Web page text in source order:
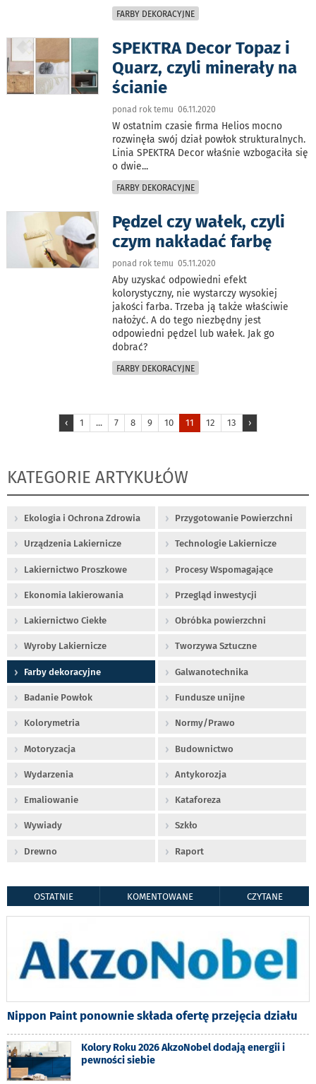
FARBY DEKORACYJNE
SPEKTRA Decor Topaz i
Quarz, czyli minerały na
ścianie
ponad rok temu 06.11.2020
W ostatnim czasie firma Helios mocno
rozwinęła swój dział powłok strukturalnych.
Linia SPEKTRA Decor właśnie wzbogaciła się
o dwie...
FARBY DEKORACYJNE
Pędzel czy wałek, czyli
czym nakładać farbę
ponad rok temu 05.11.2020
Aby uzyskać odpowiedni efekt
kolorystyczny, nie wystarczy wysokiej
jakości farba. Trzeba ją także właściwie
nałożyć. A do tego niezbędny jest
odpowiedni pędzel lub wałek. Jak go
dobrać?
FARBY DEKORACYJNE
‹ 1 ... 7 8 9 10 11 12 13 ›
KATEGORIE ARTYKUŁÓW
Ekologia i Ochrona Zdrowia Przygotowanie Powierzchni
Urządzenia Lakiernicze Technologie Lakiernicze
Lakiernictwo Proszkowe Procesy Wspomagające
Ekonomia lakierowania Przegląd inwestycji
Lakiernictwo Ciekłe Obróbka powierzchni
Wyroby Lakiernicze Tworzywa Sztuczne
Farby dekoracyjne Galwanotechnika
Badanie Powłok Fundusze unijne
Kolorymetria Normy/Prawo
Motoryzacja Budownictwo
Wydarzenia Antykorozja
Emaliowanie Kataforeza
Wywiady Szkło
Drewno Raport
OSTATNIE KOMENTOWANE CZYTANE
Nippon Paint ponownie składa ofertę przejęcia działu
Kolory Roku 2026 AkzoNobel dodają energii i
pewności siebie